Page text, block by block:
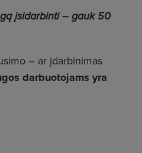
įsidarbinti – gauk 50
– ar įdarbinimas
darbuotojams yra